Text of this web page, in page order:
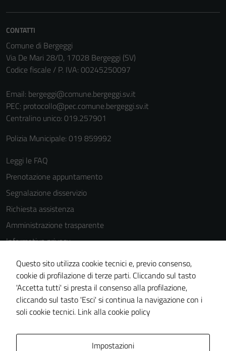
CONTATTI
Comune di Bergeggi
Via De Mari 28/D, 17028 Bergeggi (SV)
Codice fiscale / P. IVA: 00245250097
Email: bergeggi@comune.bergeggi.sv.it
PEC: protocollo@pec.comune.bergeggi.sv.it
Centralino unico: 019.257901
Polizia Municipale: 019 859992
Leggi le FAQ
Prenotazione appuntamento
Segnalazione disservizio
Richiesta assistenza
Amministrazione trasparente
Informativa privacy
Cookie Policy
Note legali
Dichiarazione di accessibilità
Piano di miglioramento del sito
Questo sito utilizza cookie tecnici e, previo consenso,
cookie di profilazione di terze parti. Cliccando sul tasto
'Accetta tutti' si presta il consenso alla profilazione,
cliccando sul tasto 'Esci' si continua la navigazione con i
soli cookie tecnici. Link alla cookie policy
Impostazioni